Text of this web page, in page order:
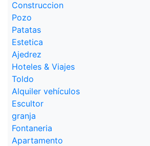
Construccion
Pozo
Patatas
Estetica
Ajedrez
Hoteles & Viajes
Toldo
Alquiler vehículos
Escultor
granja
Fontaneria
Apartamento